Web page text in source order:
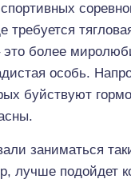
требуется
более
особь.
буйствуют
заниматься
лучше подойдет